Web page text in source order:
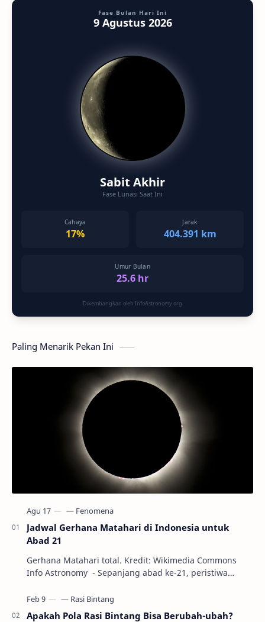
Fase Bulan Hari Ini
9 Agustus 2026
Sabit Akhir
Fase Lunasi Saat Ini
Cahaya
17%
Jarak
404.391 km
Umur Bulan
25.6 hr
Dikembangkan oleh InfoAstronomy.org
Paling Menarik Pekan Ini
Jadwal Gerhana Matahari di Indonesia untuk
Abad 21
Gerhana Matahari total. Kredit: Wikimedia Commons
Info Astronomy - Sepanjang abad ke-21, peristiwa
Apakah Pola Rasi Bintang Bisa Berubah-ubah?